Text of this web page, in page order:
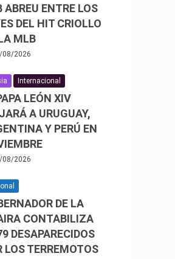
ABREU ENTRE LOS
DEL HIT CRIOLLO
MLB
08/2026
Internacional
LEÓN XIV
A URUGUAY,
Y PERÚ EN
08/2026
DE LA
CONTABILIZA
DESAPARECIDOS
LOS TERREMOTOS